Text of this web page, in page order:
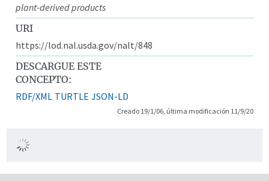
plant-derived products
URI
https://lod.nal.usda.gov/nalt/848
DESCARGUE ESTE
CONCEPTO:
RDF/XML TURTLE JSON-LD
Creado 19/1/06, última modificación 11/9/20